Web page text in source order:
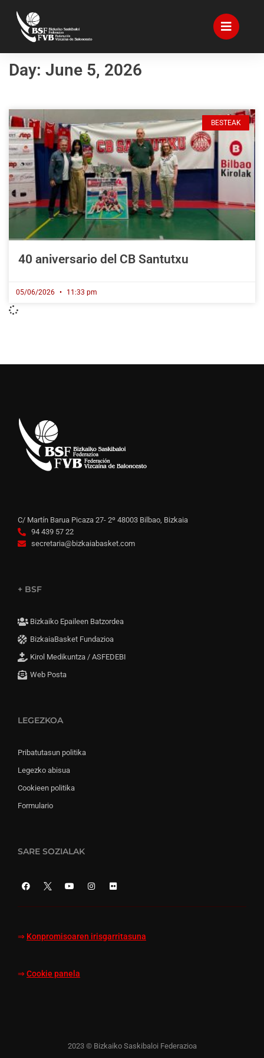
Day: June 5, 2026
BESTEAK
40 aniversario del CB Santutxu
05/06/2026 11:33 pm
C/ Martín Barua Picaza 27- 2º 48003 Bilbao, Bizkaia
94 439 57 22
secretaria@bizkaiabasket.com
+ BSF
Bizkaiko Epaileen Batzordea
BizkaiaBasket Fundazioa
Kirol Medikuntza / ASFEDEBI
Web Posta
LEGEZKOA
Pribatutasun politika
Legezko abisua
Cookieen politika
Formulario
SARE SOZIALAK
⇒ Konpromisoaren irisgarritasuna
⇒ Cookie panela
2023 © Bizkaiko Saskibaloi Federazioa